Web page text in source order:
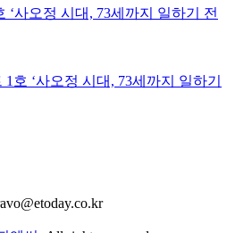
호 ‘사오정 시대, 73세까지 일하기